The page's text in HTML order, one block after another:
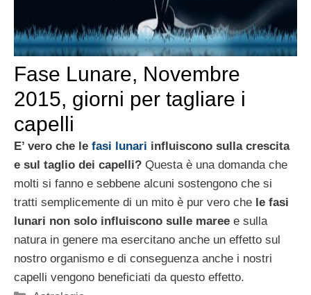
Fase Lunare, Novembre
2015, giorni per tagliare i
capelli
E’ vero che le fasi lunari influiscono sulla crescita
e sul taglio dei capelli? Questa è una domanda che
molti si fanno e sebbene alcuni sostengono che si
tratti semplicemente di un mito è pur vero che le fasi
lunari non solo influiscono sulle maree e sulla
natura in genere ma esercitano anche un effetto sul
nostro organismo e di conseguenza anche i nostri
capelli vengono beneficiati da questo effetto.